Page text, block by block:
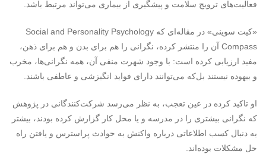
فعالیت‌های ترویج سلامت و پیشگیری از بیماری می‌تواند مرتبط باشد.
«کیت سوینی» در مقاله‌ای که Social and Personality Psychology
Compass آن را منتشر کرده، نگرانی را هم برای بدن و هم برای ذهن،
مفید ارزیابی کرده است: با وجود شهرت منفی آن، همه نگرانی‌ها، مخرب
و بیهوده نیستند بل‌که می‌توانند دارای فواید انگیزشی و عاطفی باشند.
او تاکید کرده در عین تعجب، به نظر می‌رسد شرکت‌کنندگانی در پژوهش
که نگرانی بیشتری را در مدرسه و یا محل کار گزارش کرده بودند، بیشتر
به دنبال کسب اطلاعاتی درباره واکنش به حوادث پراسترس و یافتن راه
حل مشکلات بوده‌اند.